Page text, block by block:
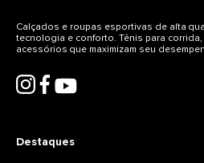
Destaques
Calçados e roupas esportivas de alta
tecnologia e conforto. Tênis para
acessórios que maximizam seu